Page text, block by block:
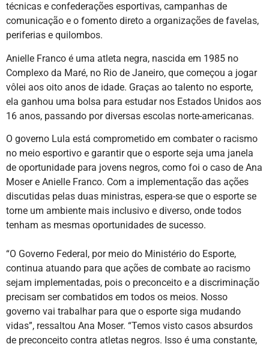
técnicas e confederações esportivas, campanhas de
comunicação e o fomento direto a organizações de favelas,
periferias e quilombos.
Anielle Franco é uma atleta negra, nascida em 1985 no
Complexo da Maré, no Rio de Janeiro, que começou a jogar
vôlei aos oito anos de idade. Graças ao talento no esporte,
ela ganhou uma bolsa para estudar nos Estados Unidos aos
16 anos, passando por diversas escolas norte-americanas.
O governo Lula está comprometido em combater o racismo
no meio esportivo e garantir que o esporte seja uma janela
de oportunidade para jovens negros, como foi o caso de Ana
Moser e Anielle Franco. Com a implementação das ações
discutidas pelas duas ministras, espera-se que o esporte se
torne um ambiente mais inclusivo e diverso, onde todos
tenham as mesmas oportunidades de sucesso.
“O Governo Federal, por meio do Ministério do Esporte,
continua atuando para que ações de combate ao racismo
sejam implementadas, pois o preconceito e a discriminação
precisam ser combatidos em todos os meios. Nosso
governo vai trabalhar para que o esporte siga mudando
vidas”, ressaltou Ana Moser. “Temos visto casos absurdos
de preconceito contra atletas negros. Isso é uma constante,